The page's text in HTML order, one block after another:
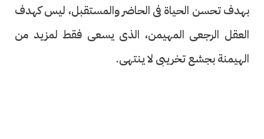
بهدف تحسن الحياة فى الحاضر والمستقبل، ليس كهدف
العقل الرجعى المهيمن، الذى يسعى فقط لمزيد من
الهيمنة بجشع تخريبى لا ينتهى.